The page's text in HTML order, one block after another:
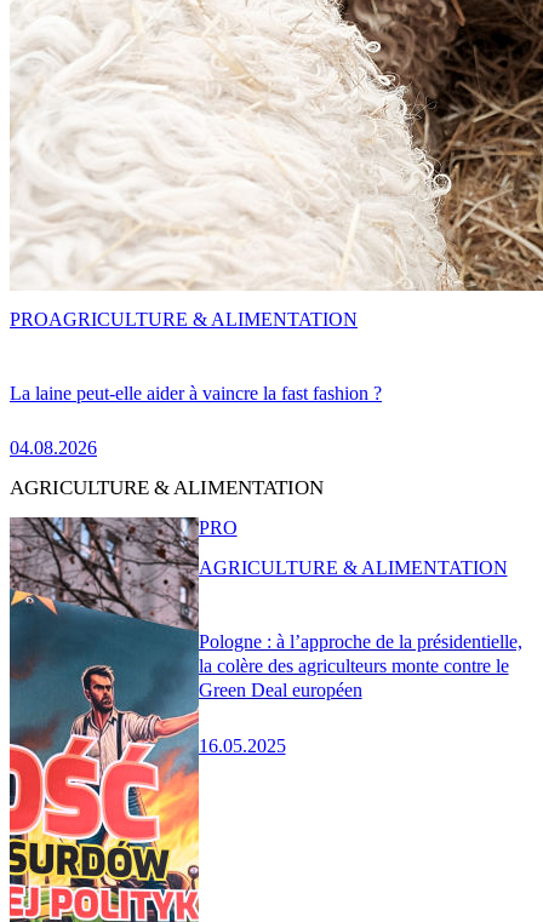
La laine peut-elle aider à vaincre la fast fashion ?
04.08.2026
PROAGRICULTURE & ALIMENTATION
AGRICULTURE & ALIMENTATION
Pologne : à l’approche de la présidentielle,
la colère des agriculteurs monte contre le
Green Deal européen
16.05.2025
PRO
AGRICULTURE & ALIMENTATION